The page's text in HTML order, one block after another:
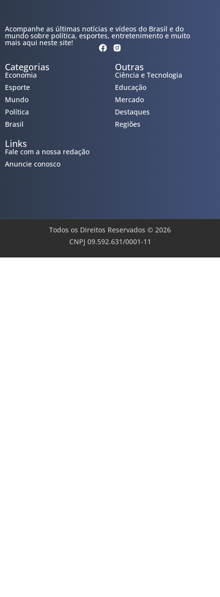
Acompanhe as últimas notícias e vídeos do Brasil e do
mundo sobre política, esportes, entretenimento e muito
mais aqui neste site!
Categorias
Economia
Esporte
Mundo
Política
Brasil
Outras
Ciência e Tecnologia
Educação
Mercado
Destaques
Regiões
Links
Fale com a nossa redação
Anuncie conosco
Todos os Direitos Reservados © 2026
CNPJ 09.592.631/0001-11